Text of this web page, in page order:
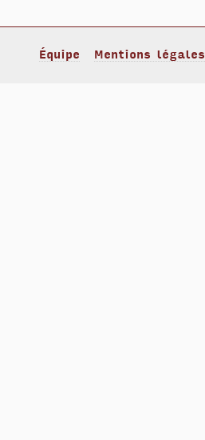
Équipe Mentions légales